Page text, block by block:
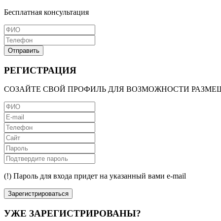
Бесплатная консультация
Отправить
РЕГИСТРАЦИЯ
СОЗАЙТЕ СВОЙ ПРОФИЛЬ ДЛЯ ВОЗМОЖНОСТИ
(!) Пароль для входа придет на указанный вами e-mail
Зарегистрироваться
УЖЕ ЗАРЕГИСТРИРОВАНЫ?